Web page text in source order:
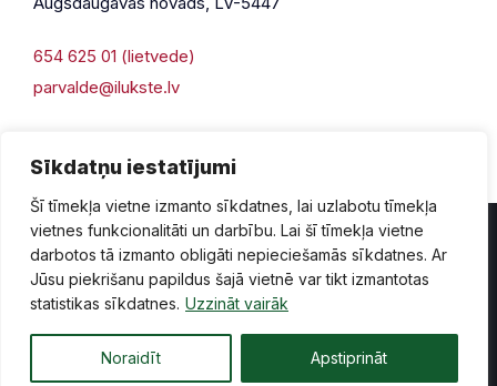
Sīkdatņu iestatījumi
Šī tīmekļa vietne izmanto sīkdatnes, lai uzlabotu tīmekļa
vietnes funkcionalitāti un darbību. Lai šī tīmekļa vietne
darbotos tā izmanto obligāti nepieciešamās sīkdatnes. Ar
Jūsu piekrišanu papildus šajā vietnē var tikt izmantotas
statistikas sīkdatnes. Uzzināt vairāk
Noraidīt Apstiprināt
654 625 01 (lietvede)
parvalde@ilukste.lv
Privātuma politika Piekļūstamība
Lapas karte
© 2026 Ilūkste, publicētā satura visas tiesības aizsargātas.